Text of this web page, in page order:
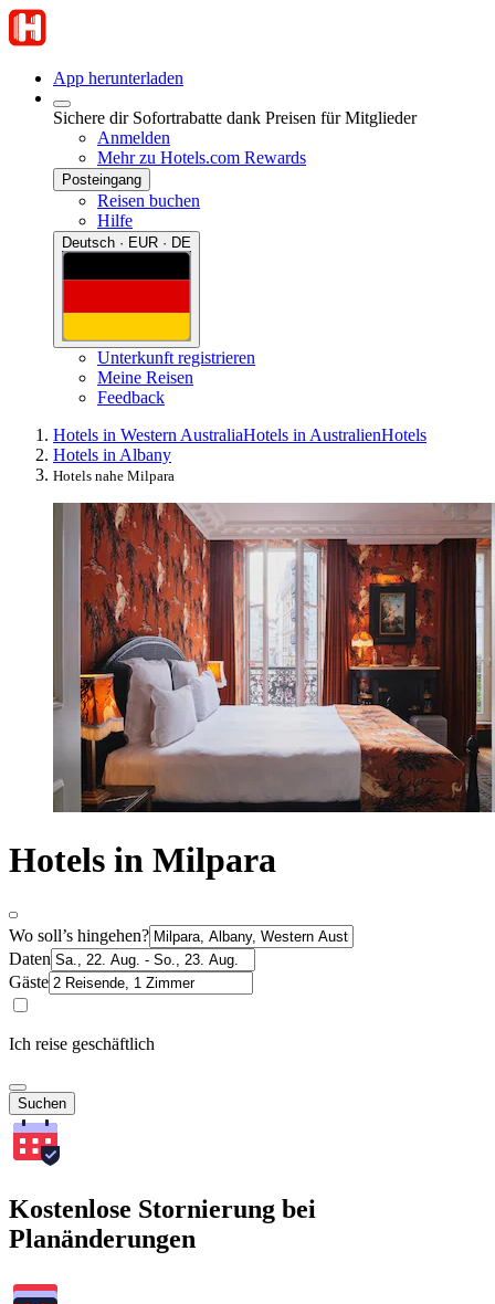
App herunterladen
Sichere dir Sofortrabatte dank Preisen für Mitglieder
Anmelden
Mehr zu Hotels.com Rewards
Posteingang
Reisen buchen
Hilfe
Deutsch · EUR · DE
Unterkunft registrieren
Meine Reisen
Feedback
Hotels in Western AustraliaHotels in AustralienHotels
Hotels in Albany
Hotels nahe Milpara
Hotels in Milpara
Wo soll’s hingehen?
Daten
Gäste
Ich reise geschäftlich
Suchen
Kostenlose Stornierung bei
Planänderungen